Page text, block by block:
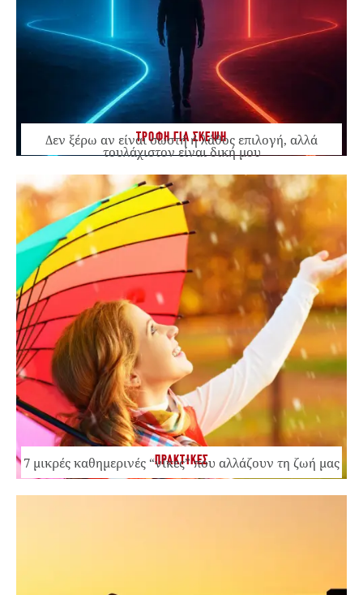
ΤΡΟΦΗ ΓΙΑ ΣΚΕΨΗ
Δεν ξέρω αν είναι σωστή ή λάθος επιλογή, αλλά
τουλάχιστον είναι δική μου
ΠΡΑΚΤΙΚΕΣ
7 μικρές καθημερινές “νίκες” που αλλάζουν τη ζωή μας